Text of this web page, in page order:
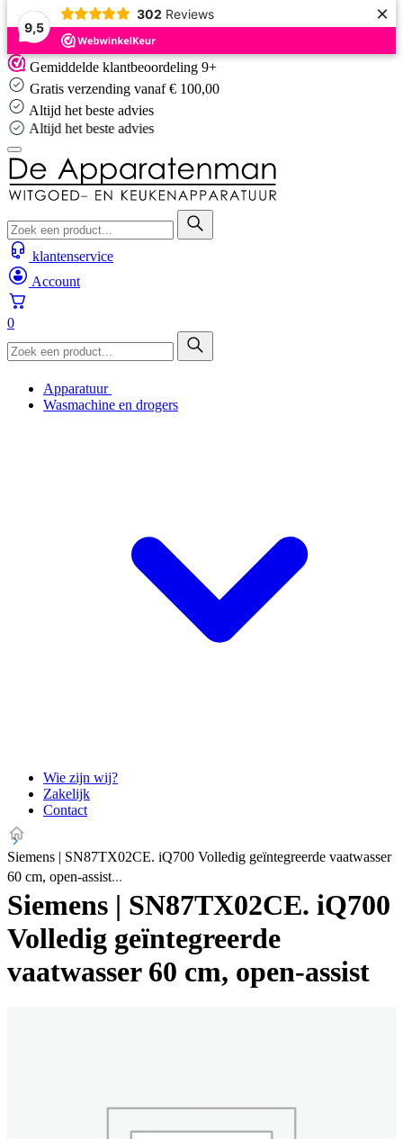
9,5
302 Reviews ×
Skip
to
content
Gemiddelde klantbeoordeling 9+
Gratis verzending vanaf € 100,00
Altijd het beste advies
Altijd het beste advies
klantenservice
Account
0
Apparatuur
Wasmachine en drogers
Wie zijn wij?
Zakelijk
Contact
Siemens | SN87TX02CE. iQ700 Volledig geïntegreerde vaatwasser
60 cm, open-assist
Siemens | SN87TX02CE. iQ700
Volledig geïntegreerde
vaatwasser 60 cm, open-assist